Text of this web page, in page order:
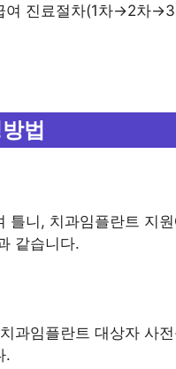
여 진료절차(1차→2차
법
틀니, 치과임플란트 지
같습니다.
치과임플란트 대상자 사
.